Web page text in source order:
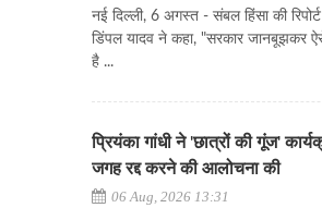
नई दिल्ली, 6 अगस्त - संबल हिंसा की
डिंपल यादव ने कहा, "सरकार जानबूझकर ऐसे
है ...
प्रियंका गांधी ने 'छात्रों की गूंज'
जगह रद्द करने की आलोचना की
06 Aug, 2026 13:31